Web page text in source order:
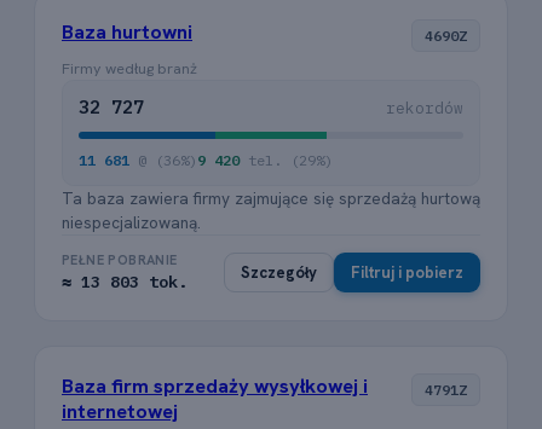
Baza hurtowni 4690Z
Firmy według branż
32 727 rekordów
11 681 @ (36%) 9 420 tel. (29%)
Ta baza zawiera firmy zajmujące się sprzedażą hurtową
niespecjalizowaną.
PEŁNE POBRANIE
≈ 13 803 tok. Szczegóły Filtruj i pobierz
Baza firm sprzedaży wysyłkowej i
internetowej
4791Z